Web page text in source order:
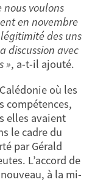
nous voulons
en novembre
des uns
discussion avec
», a-t-il ajouté.
où les
compétences,
elles avaient
le cadre du
par Gérald
L’accord de
à la mi-